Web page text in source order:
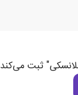
ثبت می‌کند